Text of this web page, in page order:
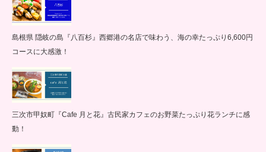
島根県 隠岐の島『八百杉』西郷港の名店で味わう、海の幸たっぷり6,600円
コースに大感激！
三次市甲奴町『Cafe 月と花』古民家カフェのお野菜たっぷり花ランチに感
動！